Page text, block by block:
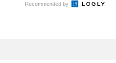
Recommended by